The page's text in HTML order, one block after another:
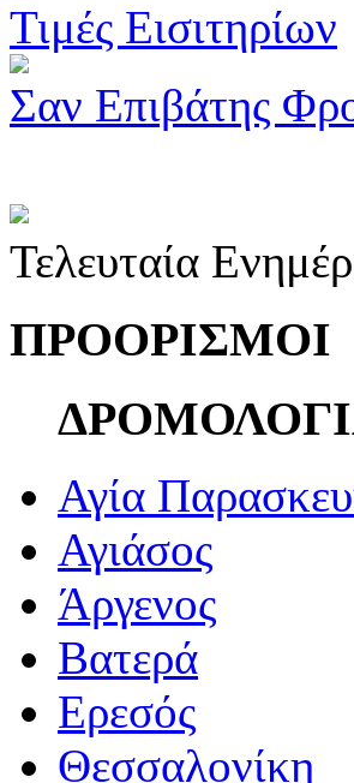
Τιμές Εισιτηρίων
Σαν Επιβάτης
Τελευταία
ΠΡΟΟΡΙΣΜΟΙ
Αγία
Αγιάσος
Άργενος
Βατερά
Ερεσός
Θεσσαλονίκη